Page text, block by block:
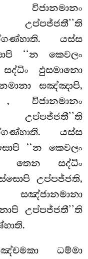
විජානමානං
යස්ස
‘‘න කෙවලං
ඵුසමානො
සඤ්ඤාපි,
, විජානමානං
යස්ස
‘‘න කෙවලං
තෙන සද්ධිං
උප්පජ්ජති,
සඤ්ජානමානා
උප්පජ්ජතී’’ති
ධම්මා